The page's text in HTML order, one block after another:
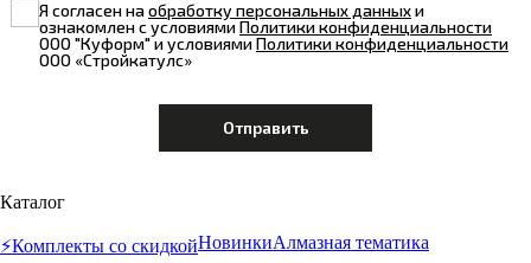
Я согласен наобработку персональных данныхи
ознакомлен с условиямиПолитики конфиденциальности
ООО "Куформ" и условиямиПолитики конфиденциальности
ООО «Стройкатулс»
Каталог
⚡️Комплекты со скидкойНовинкиАлмазная тематика